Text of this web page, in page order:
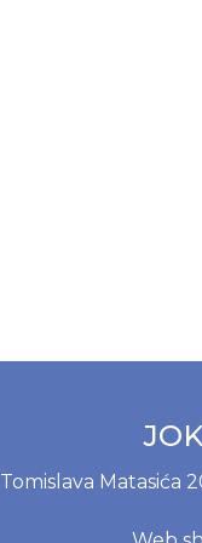
Tomislava Matasića